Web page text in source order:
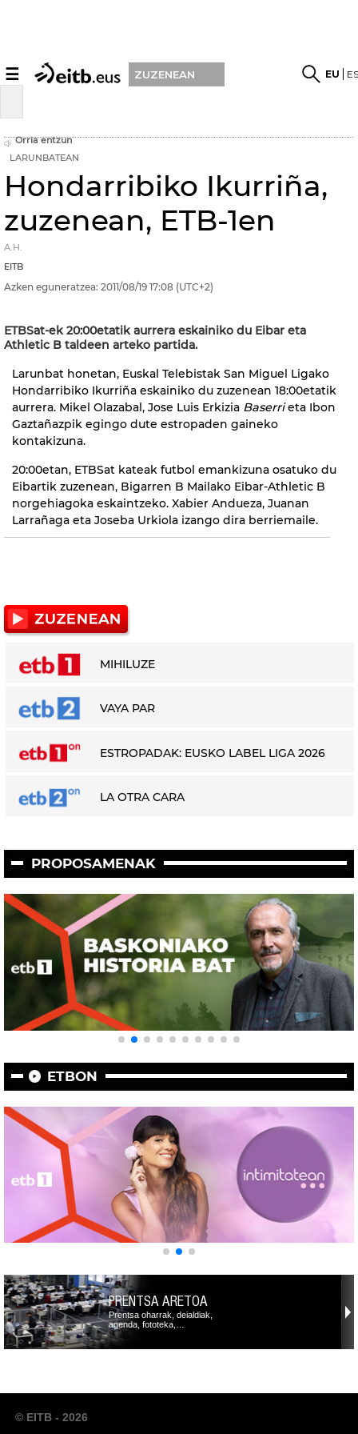
☰ ZUZENEAN EU
Orria entzun
LARUNBATEAN
Hondarribiko Ikurriña,
zuzenean, ETB-1en
A.H.
EITB
Azken eguneratzea: 2011/08/19 17:08 (UTC+2)
ETBSat-ek 20:00etatik aurrera eskainiko du Eibar eta
Athletic B taldeen arteko partida.
Larunbat honetan, Euskal Telebistak San Miguel Ligako
Hondarribiko Ikurriña eskainiko du zuzenean 18:00etatik
aurrera. Mikel Olazabal, Jose Luis Erkizia Baserrieta Ibon
Gaztañazpik egingo dute estropaden gaineko
kontakizuna.
20:00etan, ETBSat kateak futbol emankizuna osatuko du
Eibartik zuzenean, Bigarren B Mailako Eibar-Athletic B
norgehiagoka eskaintzeko. Xabier Andueza, Juanan
Larrañaga eta Joseba Urkiola izango dira berriemaile.
MIHILUZE
VAYA PAR
ESTROPADAK: EUSKO LABEL LIGA 2026
LA OTRA CARA
PROPOSAMENAK
ETBON
PRENTSA ARETOA
Prentsa oharrak, deialdiak,
agenda, fototeka,…
© EITB - 2026